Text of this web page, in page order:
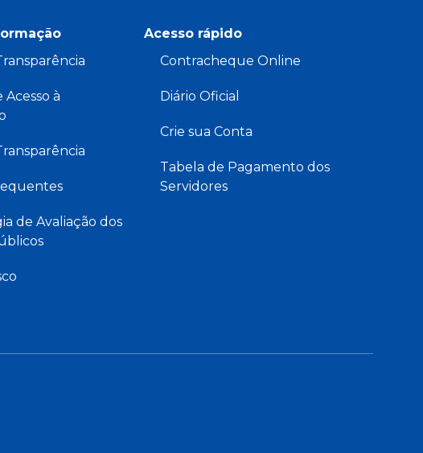
Acesso à
de Avaliação dos
Acesso rápido
Contracheque Online
Diário Oficial
Crie sua Conta
Tabela de Pagamento dos
Servidores